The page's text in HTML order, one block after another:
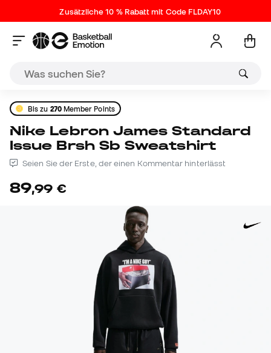
Zusätzliche 10 % Rabatt mit Code FLDAY10
Bis zu 270Member Points
Nike Lebron James Standard
Issue Brsh Sb Sweatshirt
Seien Sie der Erste, der einen Kommentar hinterlässt
89,99 €